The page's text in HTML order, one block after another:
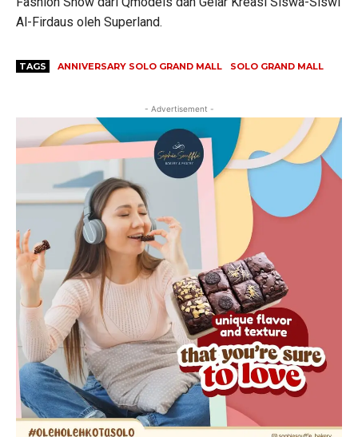
Al-Firdaus oleh Superland.
TAGS ANNIVERSARY SOLO GRAND MALL SOLO GRAND MALL
- Advertisement -